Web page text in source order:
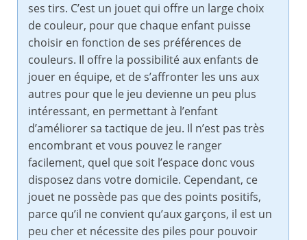
ses tirs. C’est un jouet qui offre un large choix
de couleur, pour que chaque enfant puisse
choisir en fonction de ses préférences de
couleurs. Il offre la possibilité aux enfants de
jouer en équipe, et de s’affronter les uns aux
autres pour que le jeu devienne un peu plus
intéressant, en permettant à l’enfant
d’améliorer sa tactique de jeu. Il n’est pas très
encombrant et vous pouvez le ranger
facilement, quel que soit l’espace donc vous
disposez dans votre domicile. Cependant, ce
jouet ne possède pas que des points positifs,
parce qu’il ne convient qu’aux garçons, il est un
peu cher et nécessite des piles pour pouvoir